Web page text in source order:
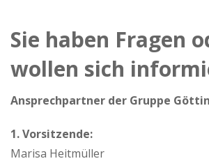
Sie haben Fragen
wollen sich
Ansprechpartner der Gruppe
1. Vorsitzende:
Marisa Heitmüller